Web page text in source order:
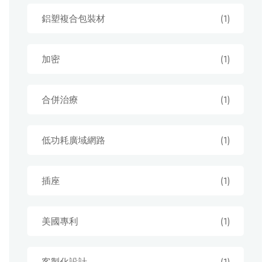
鋁塑複合包裝材 (1)
加密 (1)
合併治療 (1)
低功耗廣域網路 (1)
插座 (1)
美國專利 (1)